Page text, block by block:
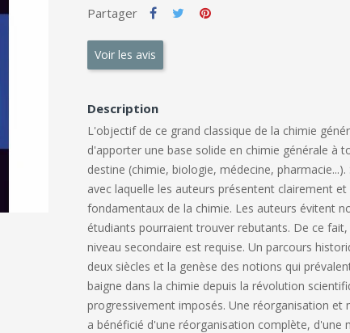
Partager
Voir les avis
Description
L'objectif de ce grand classique de la chimie
d'apporter une base solide en chimie générale à
destine (chimie, biologie, médecine,
avec laquelle les auteurs présentent clairement
fondamentaux de la chimie. Les auteurs évitent
étudiants pourraient trouver rebutants. De ce
niveau secondaire est requise. Un parcours
deux siècles et la genèse des notions qui
baigne dans la chimie depuis la révolution
progressivement imposés. Une réorganisation
a bénéficié d'une réorganisation complète, d'une